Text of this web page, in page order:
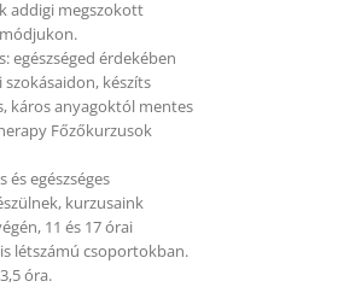
addigi megszokott
egészséged érdekében
készíts
káros anyagoktól mentes
Főzőkurzusok
és egészséges
kurzusaink
11 és 17 órai
létszámú csoportokban.
óra.